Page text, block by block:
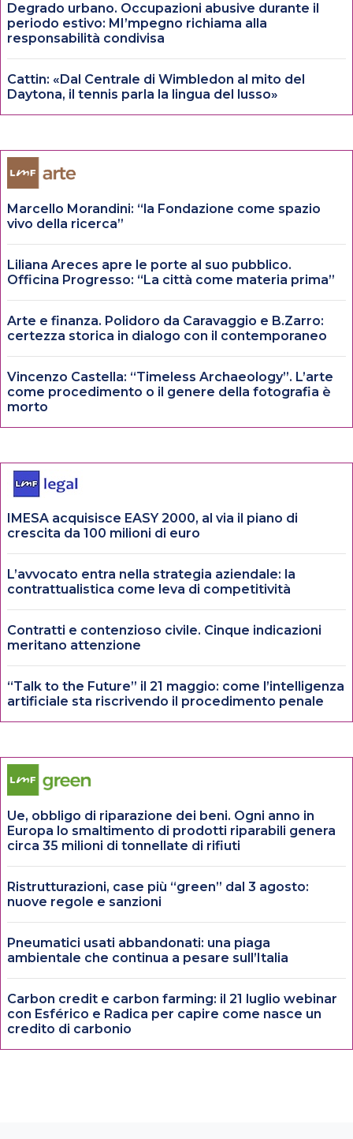
Degrado urbano. Occupazioni abusive durante il
periodo estivo: MI’mpegno richiama alla
responsabilità condivisa
Cattin: «Dal Centrale di Wimbledon al mito del
Daytona, il tennis parla la lingua del lusso»
Marcello Morandini: “la Fondazione come spazio
vivo della ricerca”
Liliana Areces apre le porte al suo pubblico.
Officina Progresso: “La città come materia prima”
Arte e finanza. Polidoro da Caravaggio e B.Zarro:
certezza storica in dialogo con il contemporaneo
Vincenzo Castella: “Timeless Archaeology”. L’arte
come procedimento o il genere della fotografia è
morto
IMESA acquisisce EASY 2000, al via il piano di
crescita da 100 milioni di euro
L’avvocato entra nella strategia aziendale: la
contrattualistica come leva di competitività
Contratti e contenzioso civile. Cinque indicazioni
meritano attenzione
“Talk to the Future” il 21 maggio: come l’intelligenza
artificiale sta riscrivendo il procedimento penale
Ue, obbligo di riparazione dei beni. Ogni anno in
Europa lo smaltimento di prodotti riparabili genera
circa 35 milioni di tonnellate di rifiuti
Ristrutturazioni, case più “green” dal 3 agosto:
nuove regole e sanzioni
Pneumatici usati abbandonati: una piaga
ambientale che continua a pesare sull’Italia
Carbon credit e carbon farming: il 21 luglio webinar
con Esférico e Radica per capire come nasce un
credito di carbonio